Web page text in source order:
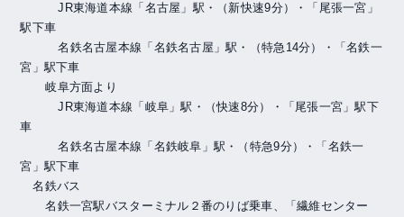
JR東海道本線「名古屋」駅・（新快速9分）・「尾張一宮」
駅下車
名鉄名古屋本線「名鉄名古屋」駅・（特急 14分）・「名鉄一
宮」駅下車
岐阜方面より
JR東海道本線「岐阜」駅・（快速8分）・「尾張一宮」駅下
車
名鉄名古屋本線「名鉄岐阜」駅・（特急9分）・「名鉄一
宮」駅下車
名鉄バス
名鉄一宮駅バスターミナル２番のりば乗車、「繊維センター